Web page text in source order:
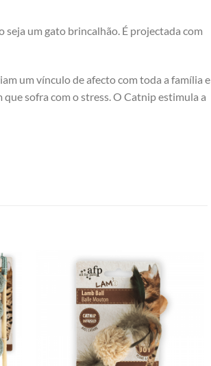
um gato brincalhão. É projectada com
um vínculo de afecto com toda a família e
sofra com o stress. O Catnip estimula a